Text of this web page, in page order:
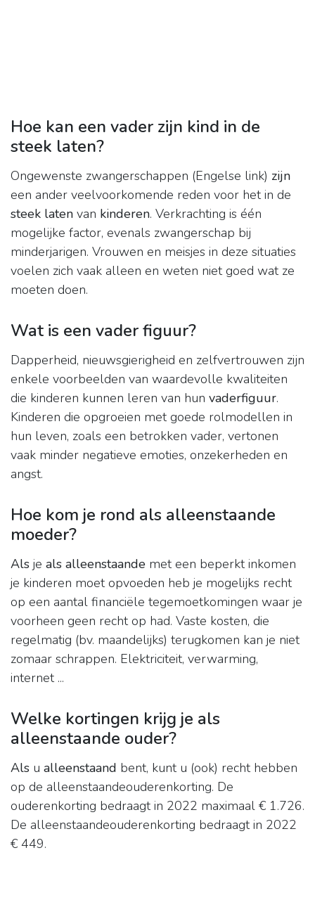
Hoe kan een vader zijn kind in de
steek laten?
Ongewenste zwangerschappen (Engelse link) zijn
een ander veelvoorkomende reden voor het in de
steek laten van kinderen. Verkrachting is één
mogelijke factor, evenals zwangerschap bij
minderjarigen. Vrouwen en meisjes in deze situaties
voelen zich vaak alleen en weten niet goed wat ze
moeten doen.
Wat is een vader figuur?
Dapperheid, nieuwsgierigheid en zelfvertrouwen zijn
enkele voorbeelden van waardevolle kwaliteiten
die kinderen kunnen leren van hun vaderfiguur.
Kinderen die opgroeien met goede rolmodellen in
hun leven, zoals een betrokken vader, vertonen
vaak minder negatieve emoties, onzekerheden en
angst.
Hoe kom je rond als alleenstaande
moeder?
Als je als alleenstaande met een beperkt inkomen
je kinderen moet opvoeden heb je mogelijks recht
op een aantal financiële tegemoetkomingen waar je
voorheen geen recht op had. Vaste kosten, die
regelmatig (bv. maandelijks) terugkomen kan je niet
zomaar schrappen. Elektriciteit, verwarming,
internet ...
Welke kortingen krijg je als
alleenstaande ouder?
Als u alleenstaand bent, kunt u (ook) recht hebben
op de alleenstaandeouderenkorting. De
ouderenkorting bedraagt in 2022 maximaal € 1.726.
De alleenstaandeouderenkorting bedraagt in 2022
€ 449.